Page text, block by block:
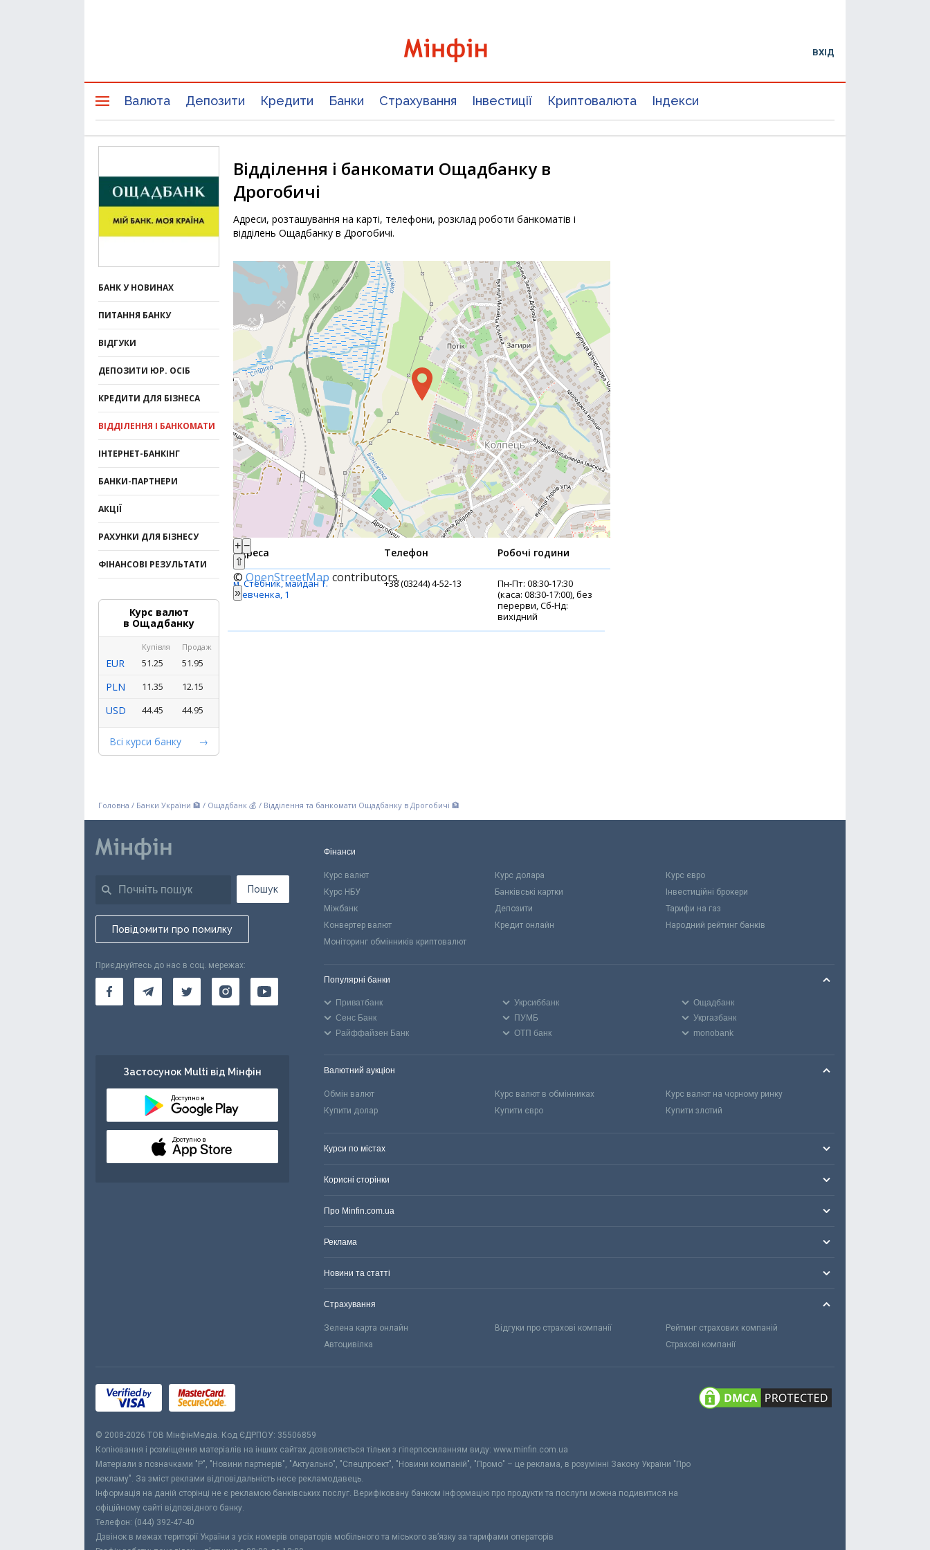
ВХІД
Валюта Депозити Кредити Банки Страхування Інвестиції Криптовалюта Індекси
БАНК У НОВИНАХ
ПИТАННЯ БАНКУ
ВІДГУКИ
ДЕПОЗИТИ ЮР. ОСІБ
КРЕДИТИ ДЛЯ БІЗНЕСА
ВІДДІЛЕННЯ І БАНКОМАТИ
ІНТЕРНЕТ-БАНКІНГ
БАНКИ-ПАРТНЕРИ
АКЦІЇ
РАХУНКИ ДЛЯ БІЗНЕСУ
ФІНАНСОВІ РЕЗУЛЬТАТИ
Курс валют
в Ощадбанку
Купівля Продаж
EUR 51.25 51.95
PLN 11.35 12.15
USD 44.45 44.95
Всі курси банку
Відділення і банкомати Ощадбанку в
Дрогобичі
Адреси, розташування на карті, телефони, розклад роботи банкоматів і
відділень Ощадбанку в Дрогобичі.
+ −
⇧
©OpenStreetMap contributors.
»
Адреса Телефон Робочі години
м. Стебник, майдан Т.
Шевченка, 1
+38 (03244) 4-52-13
Пн-Пт: 08:30-17:30
(каса: 08:30-17:00), без
перерви, Сб-Нд:
вихідний
Головна / Банки України 🏦 / Ощадбанк 💰 / Відділення та банкомати Ощадбанку в Дрогобичі 🏦
Пошук
Повідомити про помилку
Приєднуйтесь до нас в соц. мережах:
Застосунок Multi від Мінфін
Доступно в
Доступно в
Фінанси
Курс валют Курс долара
Курс євро
Курс НБУ
Банківські картки
Інвестиційні брокери
Міжбанк
Депозити
Тарифи на газ
Конвертер валют
Кредит онлайн
Народний рейтинг банків
Моніторинг обмінників криптовалют
Популярні банки
Приватбанк Укрсиббанк
Ощадбанк
Сенс Банк
ПУМБ
Укргазбанк
Райффайзен Банк
ОТП банк monobank
Валютний аукціон
Обмін валют Курс валют в обмінниках
Курс валют на чорному ринку
Купити долар
Купити євро Купити злотий
Курси по містах
Корисні сторінки
Про Minfin.com.ua
Реклама
Новини та статті
Страхування
Зелена карта онлайн Відгуки про страхові компанії
Рейтинг страхових компаній
Автоцивілка
Страхові компанії
© 2008-2026 ТОВ МiнфiнМедiа. Код ЄДРПОУ: 35506859
Копіювання і розміщення матеріалів на інших сайтах дозволяється тільки з гіперпосиланням виду: www.minfin.com.ua
Матеріали з позначками "Р", "Новини партнерів", "Актуально", "Спецпроект", "Новини компаній", "Промо" – це реклама, в розумінні Закону України "Про
рекламу". За зміст реклами відповідальність несе рекламодавець.
Інформація на даній сторінці не є рекламою банківських послуг. Верифіковану банком інформацію про продукти та послуги можна подивитися на
офіційному сайті відповідного банку.
Телефон: (044) 392-47-40
Дзвінок в межах території України з усіх номерів операторів мобільного та міського зв’язку за тарифами операторів